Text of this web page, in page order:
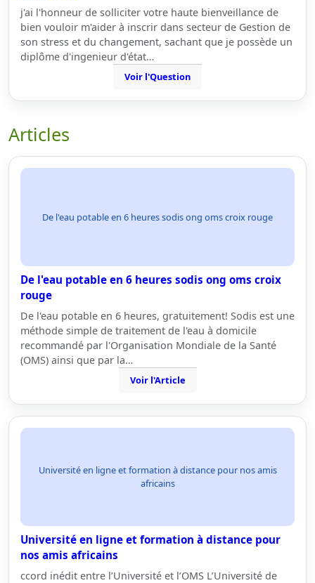
j'ai l'honneur de solliciter votre haute bienveillance de
bien vouloir m'aider à inscrir dans secteur de Gestion de
son stress et du changement, sachant que je possède un
diplôme d'ingenieur d'état…
Voir l'Question
Articles
De l'eau potable en 6 heures sodis ong oms croix rouge
De l'eau potable en 6 heures sodis ong oms croix
rouge
De l'eau potable en 6 heures, gratuitement! Sodis est une
méthode simple de traitement de l'eau à domicile
recommandé par l'Organisation Mondiale de la Santé
(OMS) ainsi que par la…
Voir l'Article
Université en ligne et formation à distance pour nos amis
africains
Université en ligne et formation à distance pour
nos amis africains
ccord inédit entre l’Université et l’OMS L’Université de